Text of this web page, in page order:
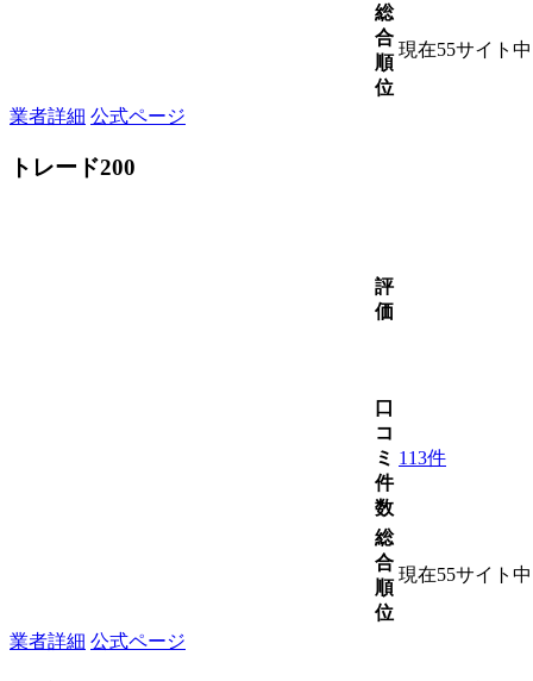
総
合
順
位
現在55サイト
業者詳細 公式ページ
トレード200
評
価
口
コ
ミ
件
数
113件
総
合
順
位
現在55サイト
業者詳細 公式ページ